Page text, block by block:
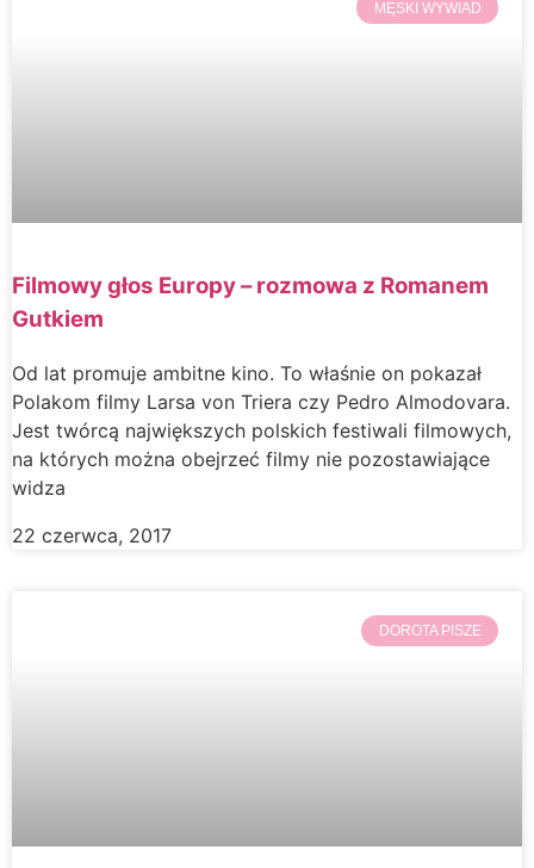
MĘSKI WYWIAD
Filmowy głos Europy – rozmowa z Romanem
Gutkiem
Od lat promuje ambitne kino. To właśnie on pokazał
Polakom filmy Larsa von Triera czy Pedro Almodovara.
Jest twórcą największych polskich festiwali filmowych,
na których można obejrzeć filmy nie pozostawiające
widza
22 czerwca, 2017
DOROTA PISZE